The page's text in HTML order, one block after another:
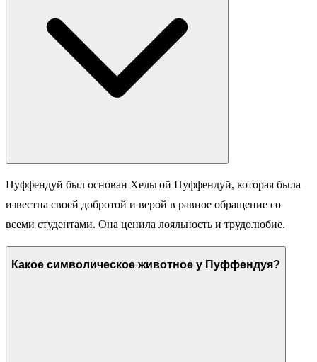
Пуффендуй был основан Хельгой Пуффендуй, которая была
известна своей добротой и верой в равное обращение со
всеми студентами. Она ценила лояльность и трудолюбие.
Какое символическое животное у Пуффендуя?